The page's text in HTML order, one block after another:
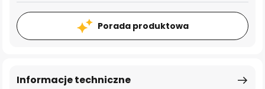
Porada produktowa
Informacje techniczne